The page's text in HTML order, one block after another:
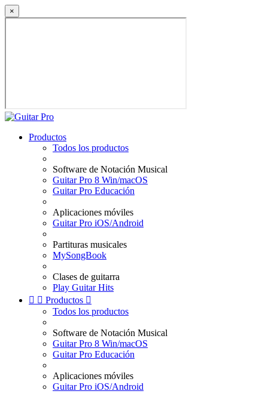
×
Productos
Todos los productos
Software de Notación Musical
Guitar Pro 8 Win/macOS
Guitar Pro Educación
Aplicaciones móviles
Guitar Pro iOS/Android
Partituras musicales
MySongBook
Clases de guitarra
Play Guitar Hits
  Productos 
Todos los productos
Software de Notación Musical
Guitar Pro 8 Win/macOS
Guitar Pro Educación
Aplicaciones móviles
Guitar Pro iOS/Android